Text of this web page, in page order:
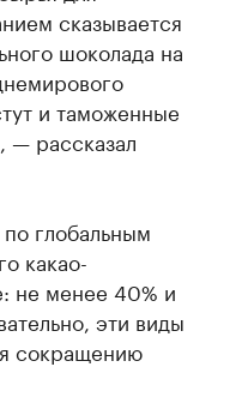
сказывается
шоколада на
и таможенные
— рассказал
глобальным
какао-
не менее 40% и
эти виды
сокращению